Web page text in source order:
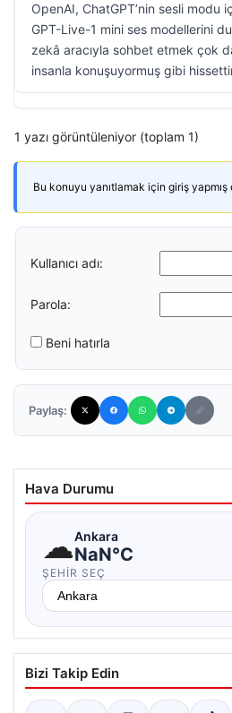
OpenAI, ChatGPT’nin sesli modu
GPT-Live-1 mini ses modellerini
zekâ aracıyla sohbet etmek çok
insanla konuşuyormuş gibi
1 yazı görüntüleniyor (toplam 1)
Bu konuyu yanıtlamak için giriş yapmış
Kullanıcı adı:
Parola:
Beni hatırla
Paylaş:
Hava Durumu
☁Ankara
NaN°C
ŞEHIR SEÇ
Bizi Takip Edin